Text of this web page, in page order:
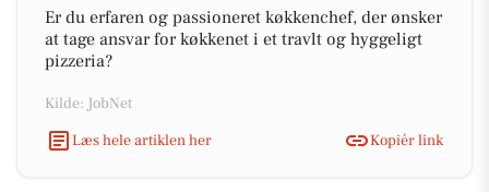
Er du erfaren og passioneret køkkenchef, der ønsker
at tage ansvar for køkkenet i et travlt og hyggeligt
pizzeria?
Kilde: JobNet
Læs hele artiklen her
Kopiér link